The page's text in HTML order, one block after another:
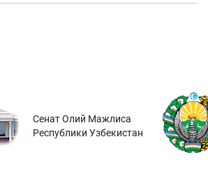
Сенат Олий Мажлиса
Республики Узбекистан